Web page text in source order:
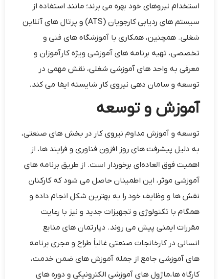
استخدام نیروهای خود بهره می ‌برند؛ مانند استفاده از
سیستم‌ های ردیابی کارجویان (ATS) و پرتال های آنلاین
شغلی. همچنین، همکاری با آموزشگاه های فنی و
تخصصی، تهیه برنامه ‌های آموزشی ویژه کارآموزان و
معرفی به واحد های آموزشی شغلی، نقش مهمی در
توسعه و سامان دهی نیروی کار شایسته ایفا می ‌کند.
آموزش و توسعه
توسعه و آموزش مداوم نیروی کار در بخش‌ های صنعتی،
به دلیل پیشرفت ‌های روز افزون فناوری و فرایند ها، از
اهمیت فوق العاده‌ای برخوردار است. از طریق برنامه ‌های
آموزشی موثر، این اطمینان حاصل می ‌شود که کارکنان
نقش ‌ها و وظایف خود را به بهترین شکل انجام داده و
همگام با تکنولوژی و تجهیزات جدید و نیز با رعایت
مقررات ایمنی پیش می ‌روند. دپارتمان ‌های منابع
انسانی در کارخانجات صنعتی غالباً طراح و مجری برنامه‌
های آموزشی جامع از جمله آموزش ‌های ضمن خدمت،
کارگاه ها،‌ماژول های آموزشی الکترونیکی و دوره‌ های